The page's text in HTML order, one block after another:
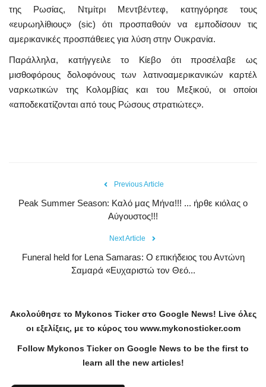
της Ρωσίας, Ντμίτρι Μεντβέντεφ, κατηγόρησε τους
«ευρωηλίθιους» (sic) ότι προσπαθούν να εμποδίσουν τις
αμερικανικές προσπάθειες για λύση στην Ουκρανία.
Παράλληλα, κατήγγειλε το Κίεβο ότι προσέλαβε ως
μισθοφόρους δολοφόνους των λατινοαμερικανικών καρτέλ
ναρκωτικών της Κολομβίας και του Μεξικού, οι οποίοι
«αποδεκατίζονται από τους Ρώσους στρατιώτες».
Previous Article
Peak Summer Season: Kαλό μας Μήνα!!! ... ήρθε κιόλας ο
Αύγουστος!!!
Next Article
Funeral held for Lena Samaras: Ο επικήδειος του Αντώνη
Σαμαρά «Ευχαριστώ τον Θεό...
Ακολούθησε το Mykonos Tickerστο Google News! Liveόλες
οι εξελίξεις, με το κύρος του www.mykonosticker.com
Follow Mykonos Ticker on Google News to be the first to
learn all the new articles!